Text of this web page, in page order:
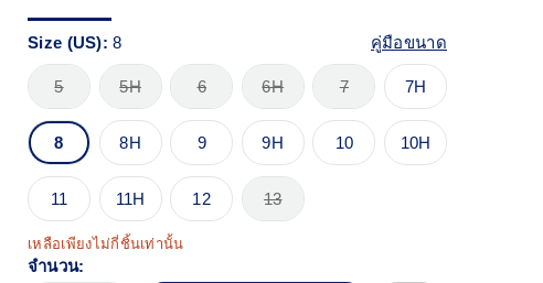
15
Reviews.
ลิงก์
หน้า
เดียวกัน
Size (US):8 คู่มือขนาด
5 5H 6 6H 7 7H
8 8H 9 9H 10 10H
11 11H 12 13
เหลือเพียงไม่กี่ชิ้นเท่านั้น
จำนวน: